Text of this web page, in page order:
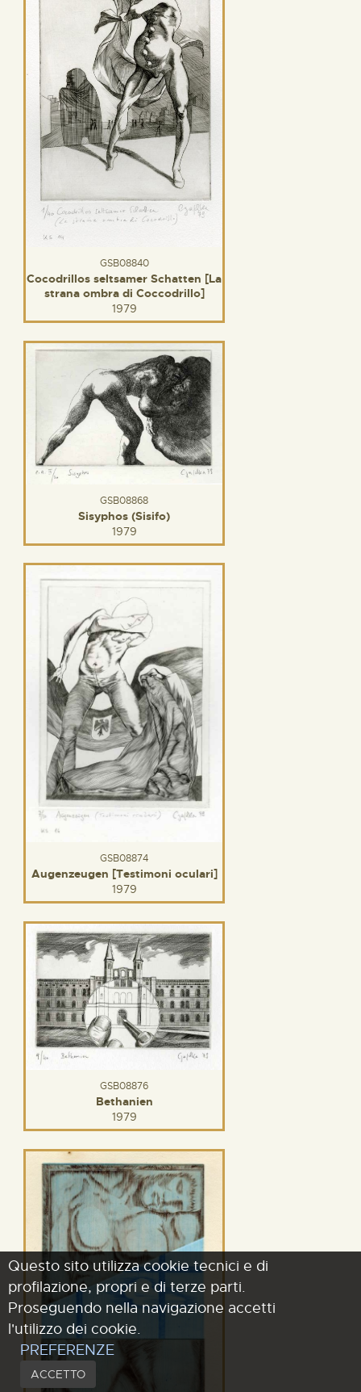
GSB08840
Cocodrillos seltsamer Schatten [La
strana ombra di Coccodrillo]
1979
GSB08868
Sisyphos (Sisifo)
1979
GSB08874
Augenzeugen [Testimoni oculari]
1979
GSB08876
Bethanien
1979
Questo sito utilizza cookie tecnici e di
profilazione, propri e di terze parti.
Proseguendo nella navigazione accetti
l'utilizzo dei cookie.
PREFERENZE
ACCETTO